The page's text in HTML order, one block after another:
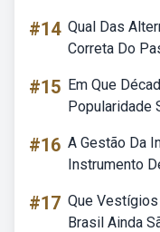
#14 Qual Das
Correta Do
#15 Em Que
Popularidade
#16 A Gestão Da
Instrumento
#17 Que
Brasil Ainda